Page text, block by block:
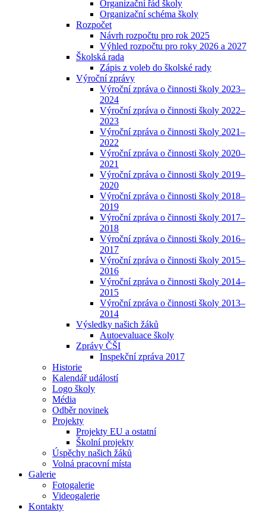
Organizační řád školy
Organizační schéma školy
Rozpočet
Návrh rozpočtu pro rok 2025
Výhled rozpočtu pro roky 2026 a 2027
Školská rada
Zápis z voleb do školské rady
Výroční zprávy
Výroční zpráva o činnosti školy 2023–
2024
Výroční zpráva o činnosti školy 2022–
2023
Výroční zpráva o činnosti školy 2021–
2022
Výroční zpráva o činnosti školy 2020–
2021
Výroční zpráva o činnosti školy 2019–
2020
Výroční zpráva o činnosti školy 2018–
2019
Výroční zpráva o činnosti školy 2017–
2018
Výroční zpráva o činnosti školy 2016–
2017
Výroční zpráva o činnosti školy 2015–
2016
Výroční zpráva o činnosti školy 2014–
2015
Výroční zpráva o činnosti školy 2013–
2014
Výsledky našich žáků
Autoevaluace školy
Zprávy ČŠI
Inspekční zpráva 2017
Historie
Kalendář událostí
Logo školy
Média
Odběr novinek
Projekty
Projekty EU a ostatní
Školní projekty
Úspěchy našich žáků
Volná pracovní místa
Galerie
Fotogalerie
Videogalerie
Kontakty